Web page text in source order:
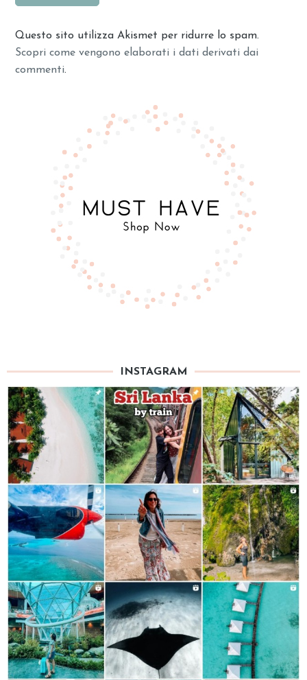
Questo sito utilizza Akismet per ridurre lo spam.
Scopri come vengono elaborati i dati derivati dai
commenti.
INSTAGRAM